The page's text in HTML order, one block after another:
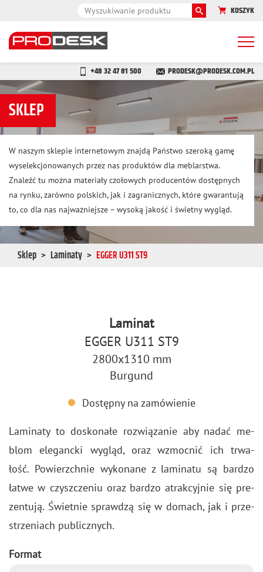
KOSZYK
+48 32 47 81 500 PRODESK@PRODESK.COM.PL
SKLEP
W naszym sklepie internetowym znajdą Państwo szeroką gamę
wyselekcjonowanych przez nas produktów dla meblarstwa.
Znaleźć tu można materiały czołowych producentów dostępnych
na rynku, zarówno polskich, jak i zagranicznych, które gwarantują
to, co dla nas najważniejsze – wysoką jakość i świetny wygląd.
Sklep Laminaty EGGER U311 ST9
Laminat
EGGER U311 ST9
2800x1310 mm
Burgund
Dostępny na zamówienie
La­mi­na­ty to do­sko­na­łe roz­wią­za­nie aby nadać me­
blom ele­ganc­ki wy­gląd, oraz wzmoc­nić ich trwa­
łość. Po­wierzch­nie wy­ko­na­ne z la­mi­na­tu są bar­dzo
łatwe w czysz­cze­niu oraz bar­dzo atrak­cyj­nie się pre­
zen­tu­ją. Świet­nie spraw­dzą się w do­mach, jak i prze­
strze­niach pu­blicz­nych.
Format